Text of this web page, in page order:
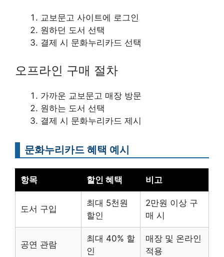
교보문고 사이트에 로그인
원하던 도서 선택
결제 시 문화누리카드 선택
오프라인 구매 절차
가까운 교보문고 매장 방문
원하는 도서 선택
결제 시 문화누리카드 제시
문화누리카드 혜택 예시
항목 할인 혜택 비고
도서 구입
최대 5천원
할인
2만원 이상 구
매 시
공연 관람
최대 40% 할
인
매장 및 온라인
적용